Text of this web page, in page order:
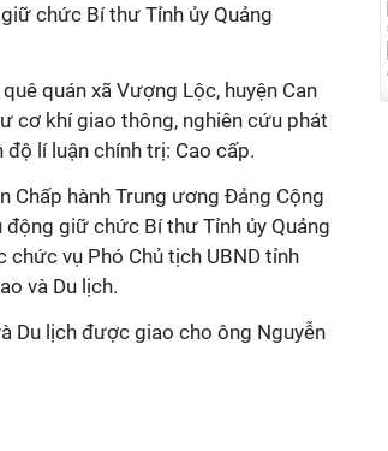
chức Bí thư Tỉnh ủy Quảng
quán xã Vượng Lộc, huyện Can
cơ khí giao thông, nghiên cứu phát
lí luận chính trị: Cao cấp.
Chấp hành Trung ương Đảng Cộng
giữ chức Bí thư Tỉnh ủy Quảng
chức vụ Phó Chủ tịch UBND tỉnh
và Du lịch.
Du lịch được giao cho ông Nguyễn